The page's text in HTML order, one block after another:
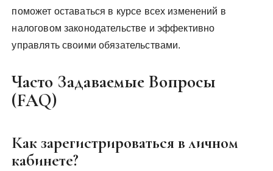
поможет оставаться в курсе всех изменений в
налоговом законодательстве и эффективно
управлять своими обязательствами.
Часто Задаваемые Вопросы
(FAQ)
Как зарегистрироваться в личном
кабинете?